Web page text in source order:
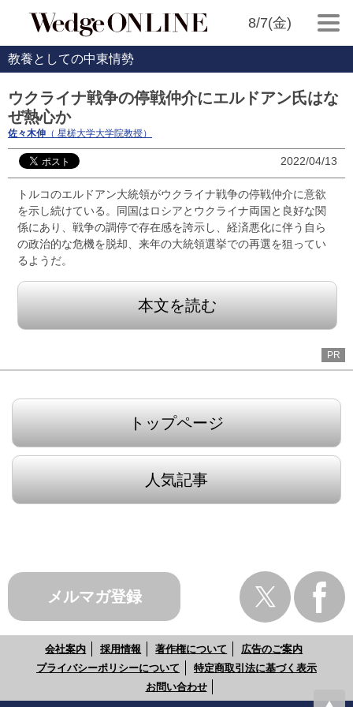
8/7(金)
教養としての中東情勢
ウクライナ戦争の停戦仲介にエルドアン氏はな
ぜ熱心か
佐々木伸 （ 星槎大学大学院教授）
2022/04/13
トルコのエルドアン大統領がウクライナ戦争の停戦仲介に意欲
を示し続けている。同国はロシアとウクライナ両国と良好な関
係にあり、戦争の調停で存在感を誇示し、経済悪化に伴う自ら
の政治的な危機を脱却、来年の大統領選挙での再選を狙ってい
るようだ。
本文を読む
PR
トップページ
人気記事
メルマガ登録
会社案内 採用情報 著作権について
広告のご案内
プライバシーポリシーについて
特定商取引法に基づく表示
お問い合わせ